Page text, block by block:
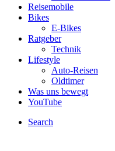
Reisemobile
Bikes
E-Bikes
Ratgeber
Technik
Lifestyle
Auto-Reisen
Oldtimer
Was uns bewegt
YouTube
Search